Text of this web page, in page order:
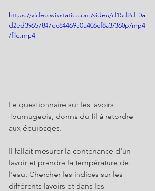
https://video.wixstatic.com/video/d15d2d_0a
d2ed39657847ec84469e0a406cf8a3/360p/mp4
/file.mp4
Le questionnaire sur les lavoirs
Tournugeois, donna du fil à retordre
aux équipages.
Il fallait mesurer la contenance d'un
lavoir et prendre la température de
l'eau. Chercher les indices sur les
différents lavoirs et dans les